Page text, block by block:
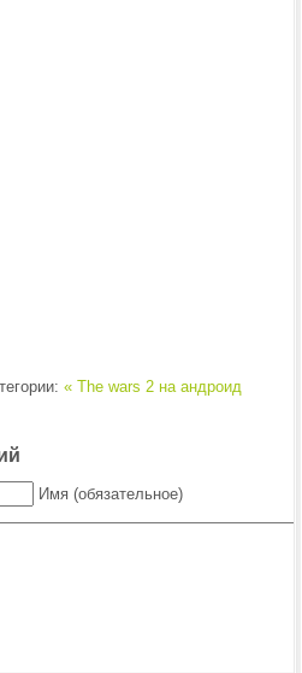
« The wars 2 на андроид
Имя (обязательное)